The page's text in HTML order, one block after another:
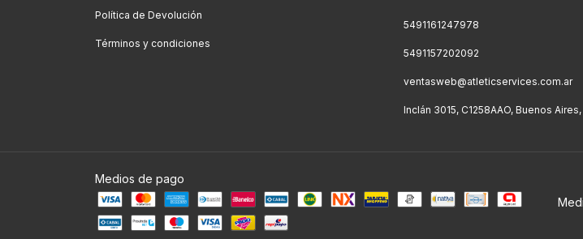
Política de Devolución
Términos y condiciones
5491161247978
5491157202092
ventasweb@atleticservices.com.ar
Inclán 3015, C1258AAO, Buenos
Medios de pago